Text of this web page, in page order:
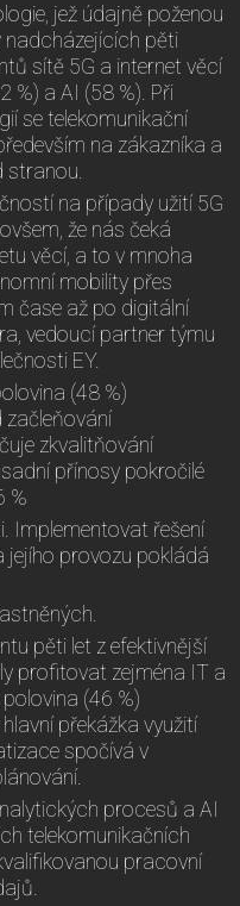
jež údajně poženou
pěti
sítě 5G a internet věcí
%) a AI (58 %). Při
se telekomunikační
na zákazníka a
na případy užití 5G
že nás čeká
věcí, a to v mnoha
mobility přes
čase až po digitální
vedoucí partner týmu
EY.
(48 %)
zkvalitňování
přínosy pokročilé
%
Implementovat řešení
provozu pokládá
pěti let z efektivnější
profitovat zejména IT a
(46 %)
překážka využití
spočívá v
procesů a AI
telekomunikačních
pracovní